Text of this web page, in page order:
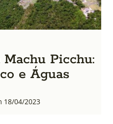
Picchu:
e Águas
18/04/2023